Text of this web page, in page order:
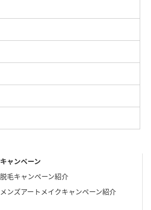
キャンペーン
脱毛キャンペーン紹介
メンズアートメイクキャンペーン紹介